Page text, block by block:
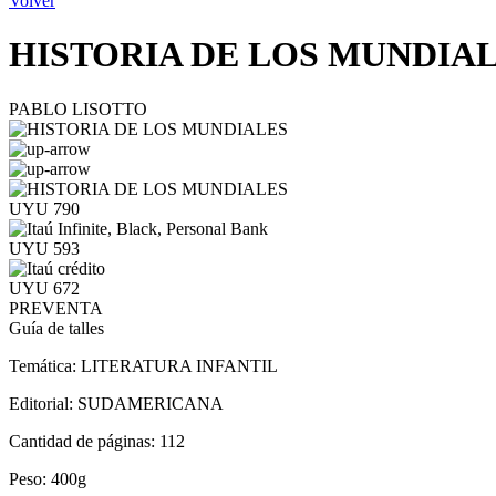
HISTORIA DE LOS
PABLO LISOTTO
UYU 790
UYU 593
UYU 672
PREVENTA
Guía de talles
Temática: LITERATURA INFANTIL
Editorial: SUDAMERICANA
Cantidad de páginas: 112
Peso: 400g